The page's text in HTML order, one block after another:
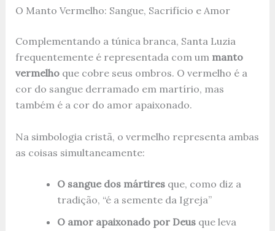
O Manto Vermelho: Sangue, Sacrifício e Amor
Complementando a túnica branca, Santa Luzia
frequentemente é representada com um manto
vermelhoque cobre seus ombros. O vermelho é a
cor do sangue derramado em martírio, mas
também é a cor do amor apaixonado.
Na simbologia cristã, o vermelho representa ambas
as coisas simultaneamente:
O sangue dos mártiresque, como diz a
tradição, “é a semente da Igreja”
O amor apaixonado por Deusque leva